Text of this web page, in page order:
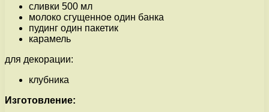
сливки 500 мл
молоко сгущенное один банка
пудинг один пакетик
карамель
для декорации:
клубника
Изготовление: